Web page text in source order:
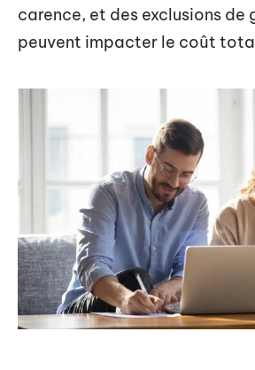
carence, et des exclusions de
peuvent impacter le coût total